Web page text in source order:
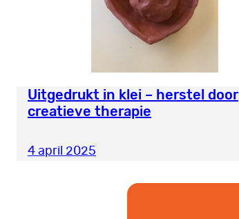
Uitgedrukt in klei – herstel door
creatieve therapie
4 april 2025